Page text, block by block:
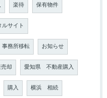
楽待 保有物件
サイト
事務所移転 お知らせ
却 愛知県 不動産購入
購入 横浜 相続